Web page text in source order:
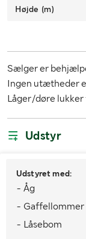
Højde (m)
Sælger er
Ingen utætheder
Låger/døre
Udstyr
Udstyret med:
- Åg
- Gaffellommer
- Låsebom